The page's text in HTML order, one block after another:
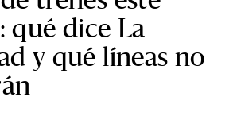
qué dice La
y qué líneas no